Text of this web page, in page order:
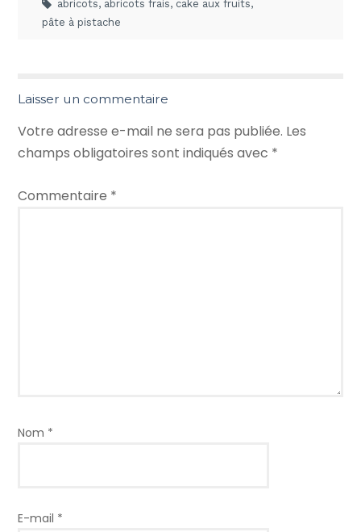
abricots, abricots frais, cake aux fruits,
pâte à pistache
Laisser un commentaire
Votre adresse e-mail ne sera pas publiée. Les
champs obligatoires sont indiqués avec *
Commentaire *
Nom *
E-mail *